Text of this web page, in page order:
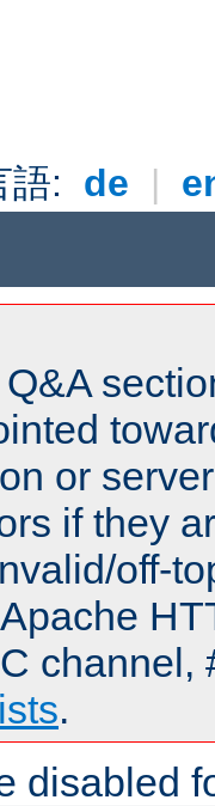
語: de |
or
if they
off-
channel,
.
disabled